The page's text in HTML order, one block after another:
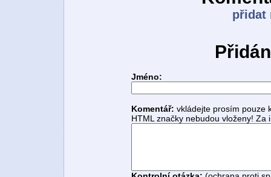
přidat
Jméno:
Komentář: vkládejte prosím pouze
HTML značky nebudou vloženy!